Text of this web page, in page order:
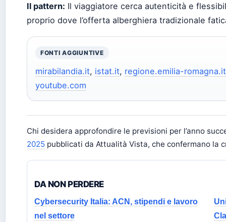
Il pattern: Il viaggiatore cerca autenticità e
proprio dove l’offerta alberghiera tradizionale
FONTI AGGIUNTIVE
mirabilandia.it, istat.it, regione.emilia-romagna.it
youtube.com
Chi desidera approfondire le previsioni per l’anno
2025 pubblicati da Attualità Vista, che confermano la
DA NON PERDERE
Cybersecurity Italia: ACN, stipendi e lavoro
nel settore